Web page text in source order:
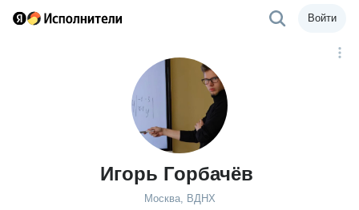
Войти
Игорь Горбачёв
Москва, ВДНХ